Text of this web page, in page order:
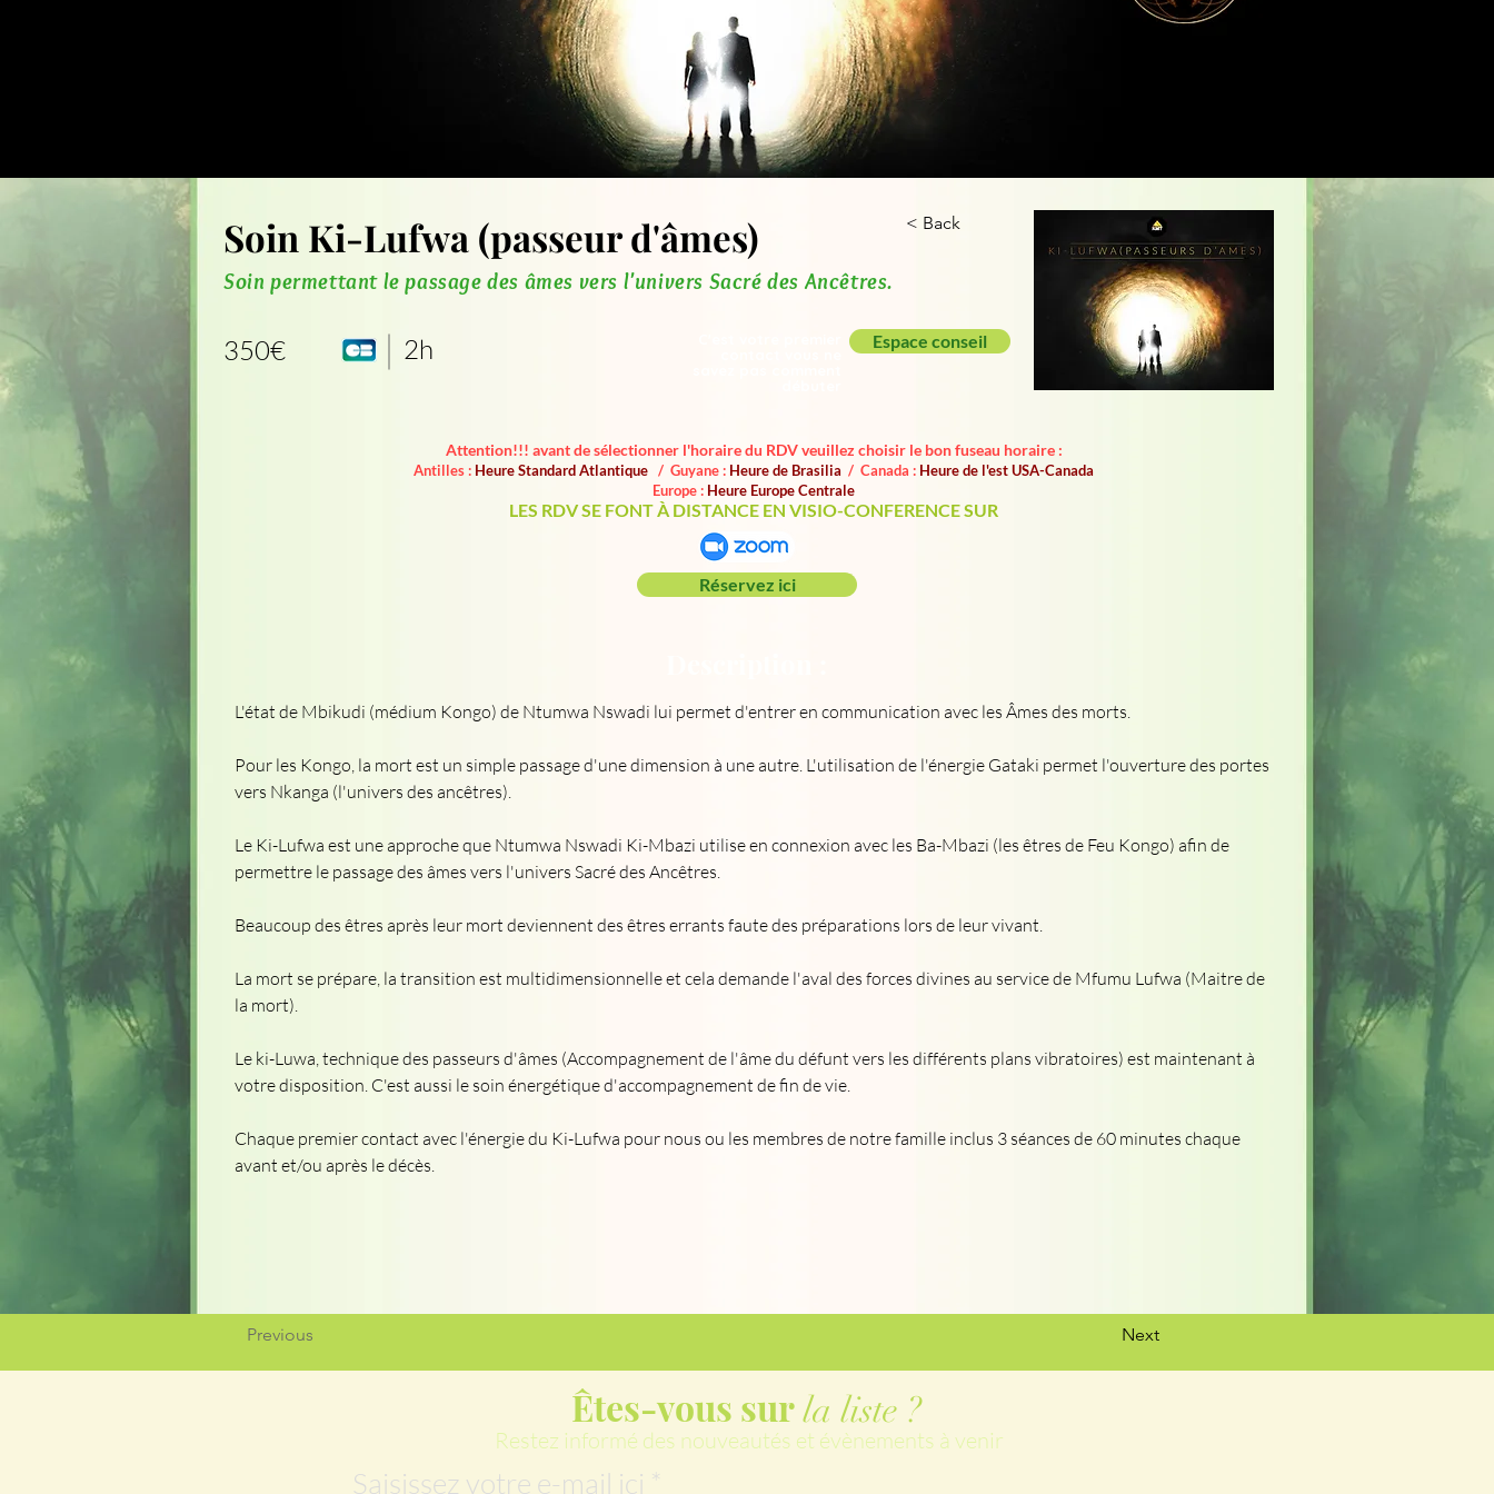
Soin Ki-Lufwa (passeur d'âmes) < Back
Soin permettant le passage des âmes vers l'univers Sacré des Ancêtres.
350€ 2h Espace conseil
Attention!!! avant de sélectionner l'horaire du RDV veuillez choisir le bon fuseau horaire :
Antilles : Heure Standard Atlantique / Guyane : Heure de Brasilia / Canada : Heure de l'est USA-Canada
Europe : Heure Europe Centrale
LES RDV SE FONT À DISTANCE EN VISIO-CONFERENCE SUR
Réservez ici
L'état de Mbikudi (médium Kongo) de Ntumwa Nswadi lui permet d'entrer en communication avec les Âmes des morts.
Pour les Kongo, la mort est un simple passage d'une dimension à une autre. L'utilisation de l'énergie Gataki permet l'ouverture des portes
vers Nkanga (l'univers des ancêtres).
Le Ki-Lufwa est une approche que Ntumwa Nswadi Ki-Mbazi utilise en connexion avec les Ba-Mbazi (les êtres de Feu Kongo) afin de
permettre le passage des âmes vers l'univers Sacré des Ancêtres.
Beaucoup des êtres après leur mort deviennent des êtres errants faute des préparations lors de leur vivant.
La mort se prépare, la transition est multidimensionnelle et cela demande l'aval des forces divines au service de Mfumu Lufwa (Maitre de
la mort).
Le ki-Luwa, technique des passeurs d'âmes (Accompagnement de l'âme du défunt vers les différents plans vibratoires) est maintenant à
votre disposition. C'est aussi le soin énergétique d'accompagnement de fin de vie.
Chaque premier contact avec l'énergie du Ki-Lufwa pour nous ou les membres de notre famille inclus 3 séances de 60 minutes chaque
avant et/ou après le décès.
Previous Next
Êtes-vous surla liste ?
Restez informé des nouveautés et évènements à venir
Saisissez votre e-mail ici